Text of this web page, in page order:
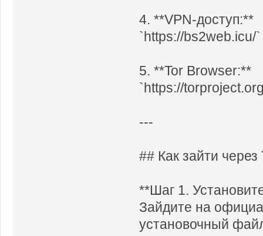
4. **VPN-доступ:**
`https://bs2web.icu/`
5. **Tor Browser:**
`https://
---
## Как зайти
**Шаг 1.
Зайдите на
установочный